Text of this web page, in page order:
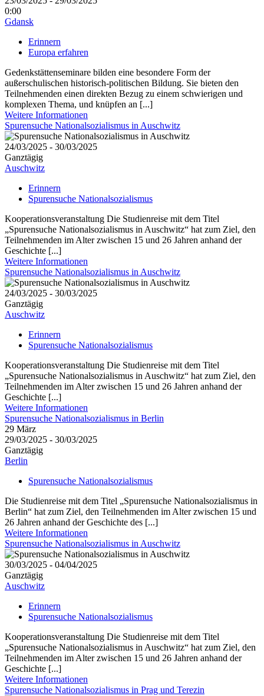
0:00
Gdansk
Erinnern
Europa erfahren
Gedenkstättenseminare bilden eine besondere Form der
außerschulischen historisch-politischen Bildung. Sie bieten den
Teilnehmenden einen direkten Bezug zu einem schwierigen und
komplexen Thema, und knüpfen an [...]
Weitere Informationen
Spurensuche Nationalsozialismus in Auschwitz
24/03/2025 - 30/03/2025
Ganztägig
Auschwitz
Erinnern
Spurensuche Nationalsozialismus
Kooperationsveranstaltung Die Studienreise mit dem Titel
„Spurensuche Nationalsozialismus in Auschwitz“ hat zum Ziel, den
Teilnehmenden im Alter zwischen 15 und 26 Jahren anhand der
Geschichte [...]
Weitere Informationen
Spurensuche Nationalsozialismus in Auschwitz
24/03/2025 - 30/03/2025
Ganztägig
Auschwitz
Erinnern
Spurensuche Nationalsozialismus
Kooperationsveranstaltung Die Studienreise mit dem Titel
„Spurensuche Nationalsozialismus in Auschwitz“ hat zum Ziel, den
Teilnehmenden im Alter zwischen 15 und 26 Jahren anhand der
Geschichte [...]
Weitere Informationen
Spurensuche Nationalsozialismus in Berlin
29 März
29/03/2025 - 30/03/2025
Ganztägig
Berlin
Spurensuche Nationalsozialismus
Die Studienreise mit dem Titel „Spurensuche Nationalsozialismus in
Berlin“ hat zum Ziel, den Teilnehmenden im Alter zwischen 15 und
26 Jahren anhand der Geschichte des [...]
Weitere Informationen
Spurensuche Nationalsozialismus in Auschwitz
30/03/2025 - 04/04/2025
Ganztägig
Auschwitz
Erinnern
Spurensuche Nationalsozialismus
Kooperationsveranstaltung Die Studienreise mit dem Titel
„Spurensuche Nationalsozialismus in Auschwitz“ hat zum Ziel, den
Teilnehmenden im Alter zwischen 15 und 26 Jahren anhand der
Geschichte [...]
Weitere Informationen
Spurensuche Nationalsozialismus in Prag und Terezin